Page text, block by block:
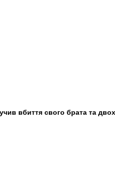
вбиття свого брата та